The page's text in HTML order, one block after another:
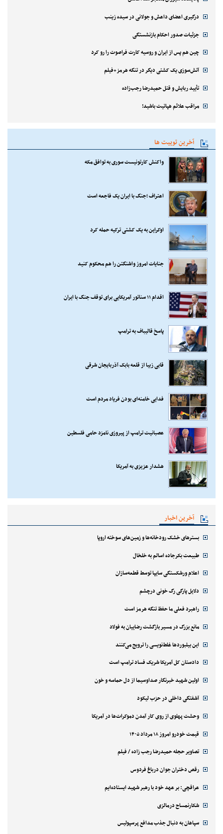
درگیری اعضای داعش و جولانی در سیده زینب
جزئیات صدور احکام بازنشستگی
چین هم پس از ایران و روسیه کارت فراصوت را رو کرد
آتش‌سوزی یک کشتی دیگر در تنگه هرمز+فیلم
تأیید ربایش و قتل حمیدرضا رجب‌زاده
مراقب علائم هپاتیت باشید!
آخرین توییت ها
واکنش کارتونیست سوری به توافق مکه
اعتراف ؛جنگ با ایران یک فاجعه است
اوکراین به یک کشتی ترکیه حمله کرد
جنایات امروز واشنگتن را هم محکوم کنید
اقدام ۱۱ سناتور آمریکایی برای توقف جنگ با ایران
پاسخ قالیباف به ترامپ
قابی زیبا از قلعه بابک آذربایجان شرقی
فدایی خامنه‌ای بودن فریاد مردم است
عصبانیت ترامپ از پیروزی نامزد حامی فلسطین
هشدار عزیزی به آمریکا
آخرین اخبار
بسترهای خشک رودخانه‌ها و زمین‌های سوخته اروپا
طبیعت بکرجاده اسالم به خلخال
اعلام ورشکستگی سایپا توسط قطعه‌سازان
دلایل پارگی رگ خونی درچشم
راهبرد فعلی ما حفظ تنگه هرمز است
مانع بزرگ در مسیر بازگشت رضاییان به فولاد
این بیلبوردها غلط‌نویسی را ترویج می‌کنند
دادستان کل آمریکا شریک فساد ترامپ است
اولین شهید خبرنگار صداوسیما از دل حماسه و خون
آشفتگی داخلی در حزب لیکود
وحشت پهلوی از روی کار آمدن دموکرات‌ها در آمریکا
قیمت خودرو امروز ۱۸ مرداد ۱۴۰۵
تصاویر حجله حمیدرضا رجب زاده / فیلم
رقص دختران جوان درباغ فردوس
عراقچی: بر عهد خود با رهبر شهید ایستاده‌ایم
شکارنمساح درمالزی
سپاهان به دنبال جذب مدافع پرسپولیس